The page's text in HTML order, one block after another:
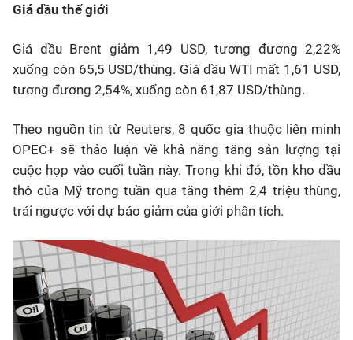
Giá dầu thế giới
Giá dầu Brent giảm 1,49 USD, tương đương 2,22%
xuống còn 65,5 USD/thùng. Giá dầu WTI mất 1,61 USD,
tương đương 2,54%, xuống còn 61,87 USD/thùng.
Theo nguồn tin từ Reuters, 8 quốc gia thuộc liên minh
OPEC+ sẽ thảo luận về khả năng tăng sản lượng tại
cuộc họp vào cuối tuần này. Trong khi đó, tồn kho dầu
thô của Mỹ trong tuần qua tăng thêm 2,4 triệu thùng,
trái ngược với dự báo giảm của giới phân tích.